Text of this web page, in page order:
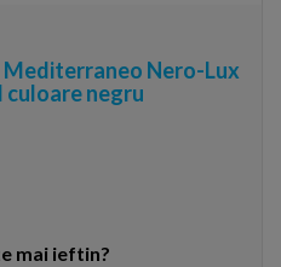
Nero-Lux
culoare negru
mai ieftin?